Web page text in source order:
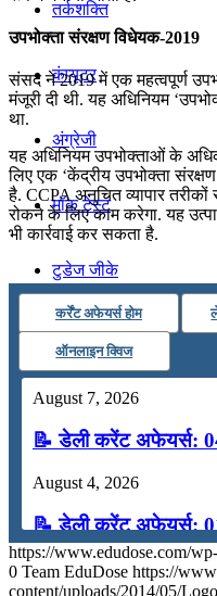
तर्कशक्ति
कंप्यूटर
अंग्रेजी
मॉक टेस्ट
टुडेज जीके
Menu Menu
उपभोक्‍ता संरक्षण विधेयक-2019
संसद ने 2019 में एक महत्‍वपूर्ण
मंजूरी दी थी. यह अधिनियम
था.
यह अधिनियम उपभोक्‍ताओं के
लिए एक ‘केंद्रीय उपभोक्‍ता
है. CCPA अनुचित व्‍यापार
रोकने के लिए काम करेगा. यह
भी कार्रवाई कर सकता है.
कर्रेंट अफेयर्स होम
ऑनलाइन क्विज
August 7, 2026
📝 डेली करेंट अफेयर्स:
August 4, 2026
📝 डेली करेंट अफेयर्स:
July 31, 2026
https://www.edudose.com/
0 Team EduDose https://
content/uploads/2014/05/